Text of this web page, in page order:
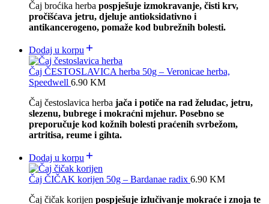
Čaj broćika herba pospješuje izmokravanje, čisti krv,
pročišćava jetru, djeluje antioksidativno i
antikancerogeno, pomaže kod bubrežnih bolesti.
Dodaj u korpu
Čaj ČESTOSLAVICA herba 50g – Veronicae herba,
Speedwell 6.90 KM
Čaj čestoslavica herba jača i potiče na rad želudac, jetru,
slezenu, bubrege i mokraćni mjehur. Posebno se
preporučuje kod kožnih bolesti praćenih svrbežom,
artritisa, reume i gihta.
Dodaj u korpu
Čaj ČIČAK korijen 50g – Bardanae radix 6.90 KM
Čaj čičak korijen pospješuje izlučivanje mokraće i znoja te